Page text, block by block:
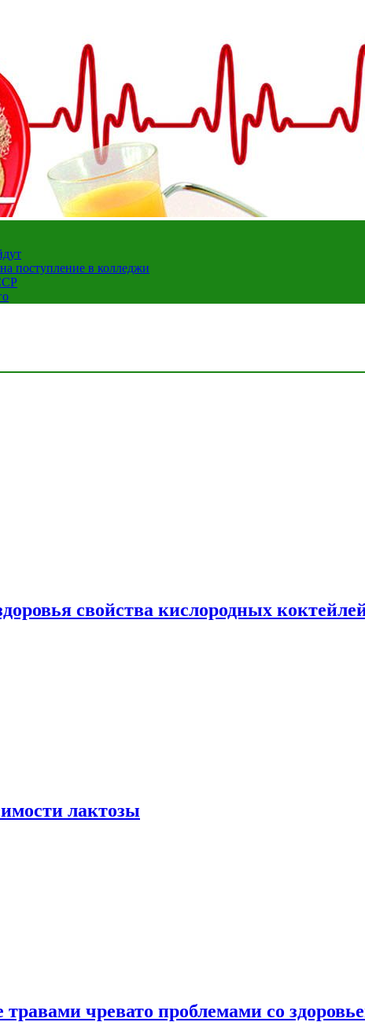
поступление в колледжи
свойства кислородных
лактозы
чревато проблемами со